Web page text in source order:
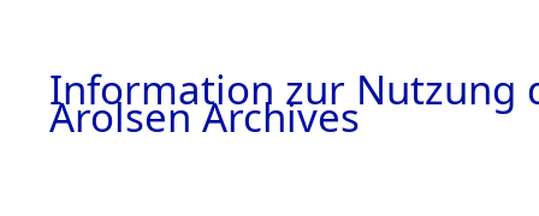
Information zur Nutzung
Arolsen Archives